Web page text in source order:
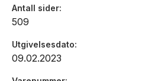
Antall sider
509
Utgivelsesdato
09.02.2023